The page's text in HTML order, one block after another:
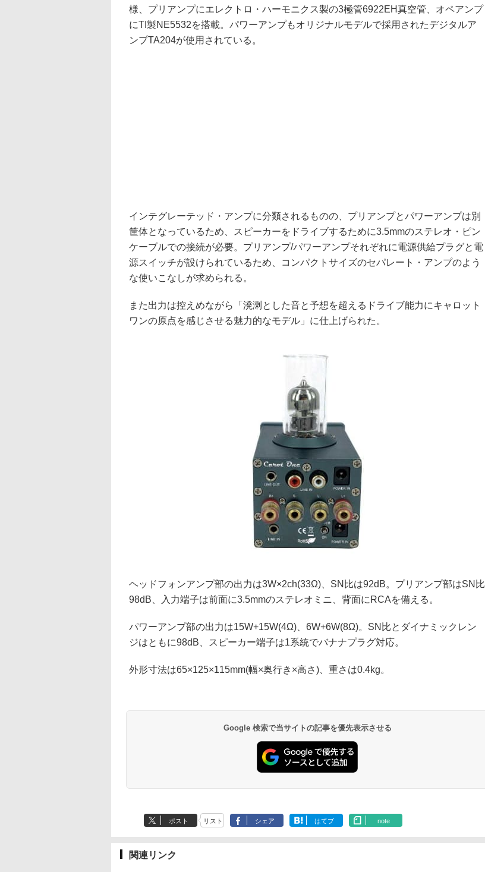
様、プリアンプにエレクトロ・ハーモニクス製の3極管6922EH真空管、オペアンプ
にTI製NE5532を搭載。パワーアンプもオリジナルモデルで採用されたデジタルア
ンプTA204が使用されている。
インテグレーテッド・アンプに分類されるものの、プリアンプとパワーアンプは別
筐体となっているため、スピーカーをドライブするために3.5mmのステレオ・ピン
ケーブルでの接続が必要。プリアンプ/パワーアンプそれぞれに電源供給プラグと電
源スイッチが設けられているため、コンパクトサイズのセパレート・アンプのよう
な使いこなしが求められる。
また出力は控えめながら「溌溂とした音と予想を超えるドライブ能力にキャロット
ワンの原点を感じさせる魅力的なモデル」に仕上げられた。
ヘッドフォンアンプ部の出力は3W×2ch(33Ω)、SN比は92dB。プリアンプ部はSN比
98dB、入力端子は前面に3.5mmのステレオミニ、背面にRCAを備える。
パワーアンプ部の出力は15W+15W(4Ω)、6W+6W(8Ω)。SN比とダイナミックレン
ジはともに98dB、スピーカー端子は1系統でバナナプラグ対応。
外形寸法は65×125×115mm(幅×奥行き×高さ)、重さは0.4kg。
Google 検索で当サイトの記事を優先表示させる
ポスト リスト シェア はてブ note
関連リンク